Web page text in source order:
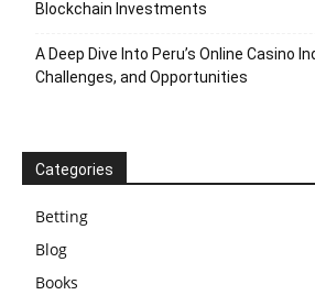
Blockchain Investments
A Deep Dive Into Peru’s Online Casino
Challenges, and Opportunities
Categories
Betting
Blog
Books